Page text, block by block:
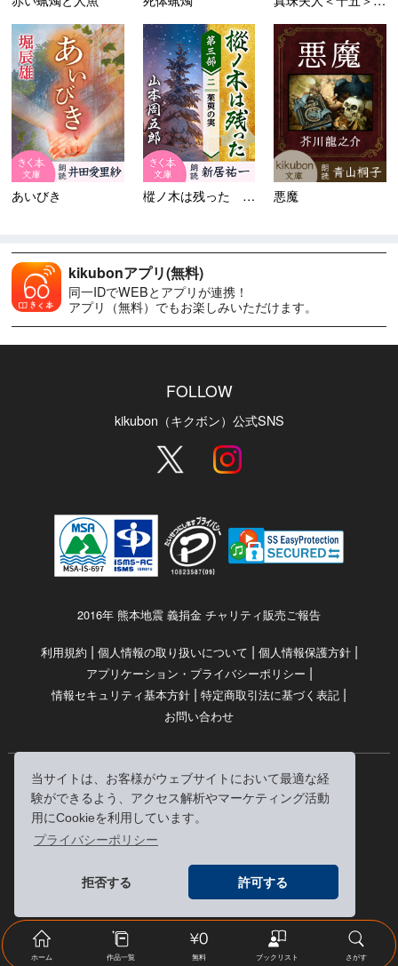
当サイトは、お客様がウェブサイトにおいて最適な経
験ができるよう、アクセス解析やマーケティング活動
用にCookieを利用しています。
プライバシーポリシー
拒否する 許可する
あいびき 樅ノ木は残った 第三部 ＜二... 悪魔
kikubonアプリ(無料)
同一IDでWEBとアプリが連携！
アプリ（無料）でもお楽しみいただけます。
FOLLOW
kikubon（キクボン）公式SNS
2016年 熊本地震 義捐金 チャリティ販売ご報告
利用規約 | 個人情報の取り扱いについて | 個人情報保護方針|
アプリケーション・プライバシーポリシー |
情報セキュリティ基本方針 | 特定商取引法に基づく表記 |
お問い合わせ
© RRJ Inc.
（kikubon/キクボン/きく本/きくほん/キクホン）は
株式会社RRJの登録商標です。
ホーム 作品一覧 無料 ブックリスト さがす